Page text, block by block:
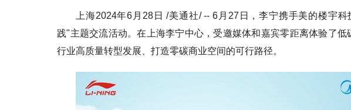
上海2024年6月28日 /美通社/ -- 6月27日，李宁携手美的楼宇
践"主题交流活动。在上海李宁中心，受邀媒体和嘉宾零距离体验了
行业高质量转型发展、打造零碳商业空间的可行路径。